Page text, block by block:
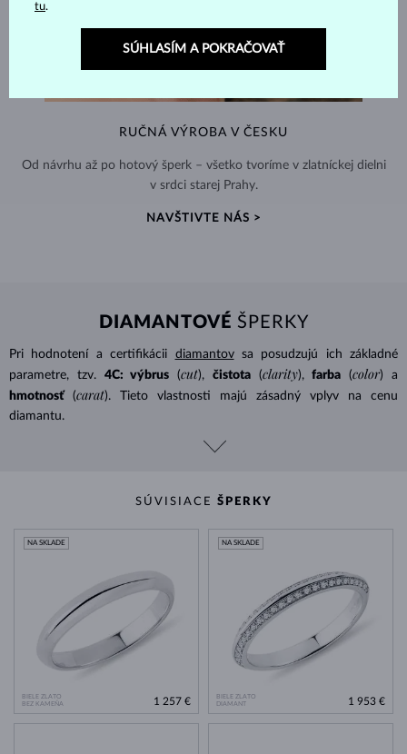
RUČNÁ VÝROBA V ČESKU
Od návrhu až po hotový šperk – všetko tvoríme v zlatníckej dielni
v srdci starej Prahy.
NAVŠTIVTE NÁS >
DIAMANTOVÉ ŠPERKY
Pri hodnotení a certifikácii diamantovsa posudzujú ich základné
parametre, tzv.
4C: výbrus (cut), čistota (clarity), farba (color) a
hmotnosť
(carat). Tieto vlastnosti majú zásadný vplyv na cenu
diamantu.
SÚVISIACE ŠPERKY
BIELE ZLATO
BEZ KAMEŇA
NA SKLADE
1 257 €
BIELE ZLATO
DIAMANT
NA SKLADE
1 953 €
tu.
SÚHLASÍM A POKRAČOVAŤ